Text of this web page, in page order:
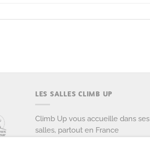
LES SALLES CLIMB UP
Climb Up vous accueille dans ses
salles, partout en France